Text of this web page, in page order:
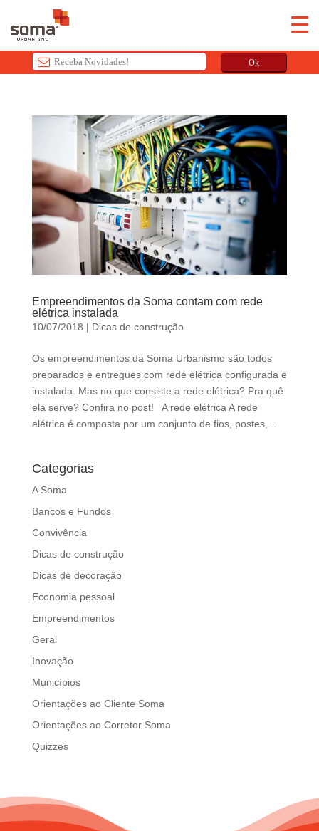
Ok
f
i
d
s
h
o
l
d
e
l
e
f
t
a
n
Empreendimentos da Soma contam com rede
elétrica instalada
10/07/2018 | Dicas de construção
Os empreendimentos da Soma Urbanismo são todos
preparados e entregues com rede elétrica configurada e
instalada. Mas no que consiste a rede elétrica? Pra quê
ela serve? Confira no post! A rede elétrica A rede
elétrica é composta por um conjunto de fios, postes,...
Categorias
A Soma
Bancos e Fundos
Convivência
Dicas de construção
Dicas de decoração
Economia pessoal
Empreendimentos
Geral
Inovação
Municípios
Orientações ao Cliente Soma
Orientações ao Corretor Soma
Quizzes